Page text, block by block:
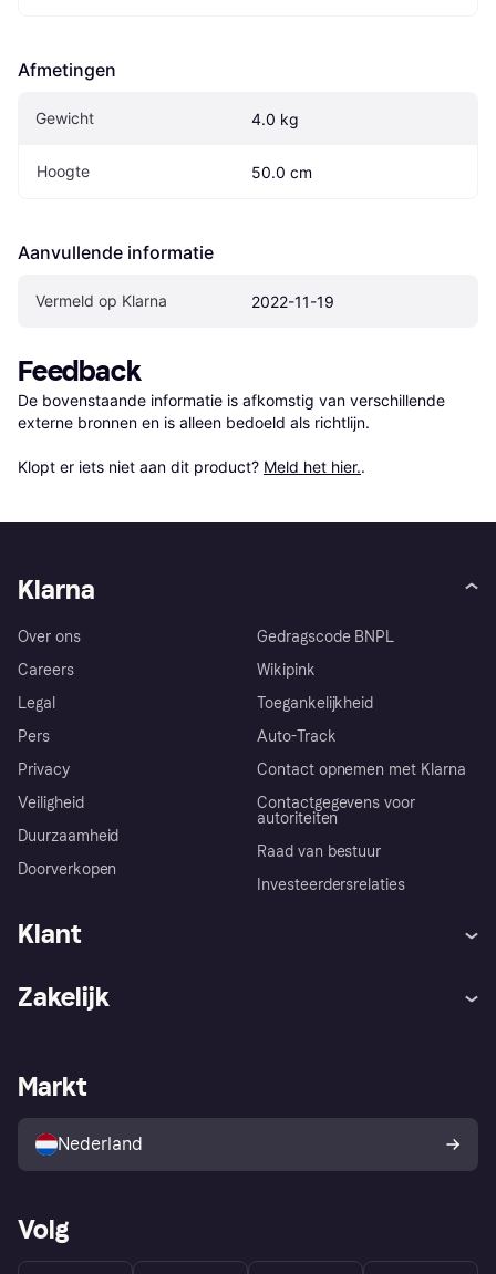
Afmetingen
Gewicht 4.0 kg
Hoogte 50.0 cm
Aanvullende informatie
Vermeld op Klarna 2022-11-19
Feedback
De bovenstaande informatie is afkomstig van verschillende
externe bronnen en is alleen bedoeld als richtlijn.
Klopt er iets niet aan dit product? Meld het hier..
Klarna
Over ons
Careers
Legal
Pers
Privacy
Veiligheid
Duurzaamheid
Doorverkopen
Gedragscode BNPL
Wikipink
Toegankelijkheid
Auto-Track
Contact opnemen met Klarna
Contactgegevens voor
autoriteiten
Raad van bestuur
Investeerdersrelaties
Klant
Winkeloverzicht
Kopersbescherming voor
consumenten
Zakelijk
Zakelijke login
Markt
Nederland
Volg